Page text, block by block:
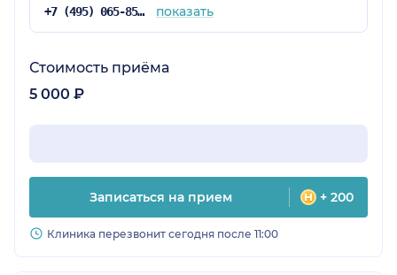
+7 (495) 065-85-47 показать
Стоимость приёма
5 000 ₽
Записаться на прием + 200
Клиника перезвонит сегодня после 11:00